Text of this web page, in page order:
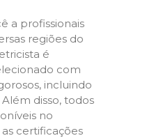
a profissionais
regiões do
é
com
incluindo
disso, todos
no
certificações